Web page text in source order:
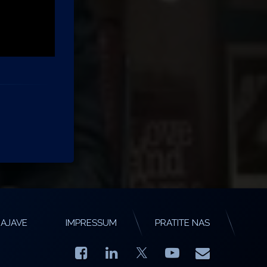
IMPRESSUM PRATITE NAS
Facebook
LinkedIn YouTube
E-mail